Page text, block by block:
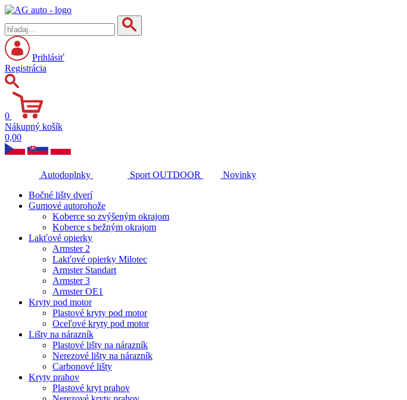
Prihlásiť
Registrácia
0
Nákupný košík
0,00
Autodoplnky Sport OUTDOOR
Novinky
Bočné lišty dverí
Gumové autorohože
Koberce so zvýšeným okrajom
Koberce s bežným okrajom
Lakťové opierky
Armster 2
Lakťové opierky Milotec
Armster Standart
Armster 3
Armster OE1
Kryty pod motor
Plastové kryty pod motor
Oceľové kryty pod motor
Lišty na nárazník
Plastové lišty na nárazník
Nerezové lišty na nárazník
Carbonové lišty
Kryty prahov
Plastové kryt prahov